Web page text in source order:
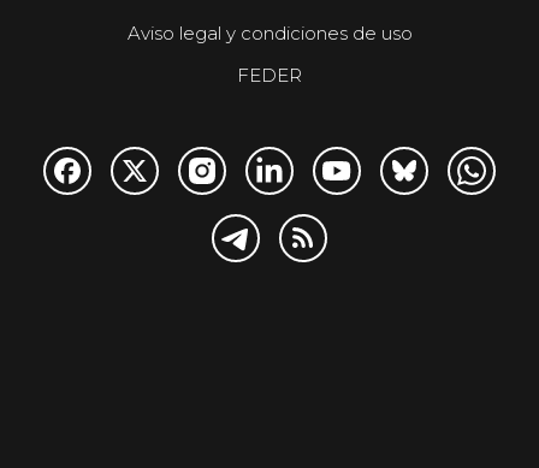
Aviso legal y condiciones de uso
FEDER